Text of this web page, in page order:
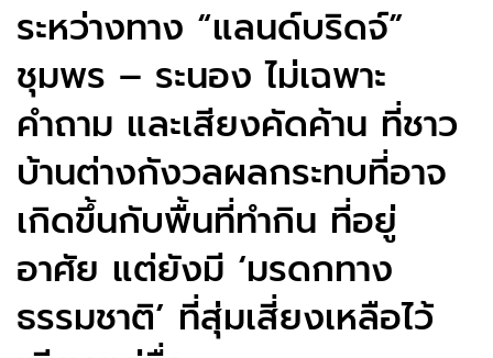
ระหว่างทาง “แลนด์บริดจ์”
ชุมพร – ระนอง ไม่เฉพาะ
คำถาม และเสียงคัดค้าน ที่ชาว
บ้านต่างกังวลผลกระทบที่อาจ
เกิดขึ้นกับพื้นที่ทำกิน ที่อยู่
อาศัย แต่ยังมี ‘มรดกทาง
ธรรมชาติ’ ที่สุ่มเสี่ยงเหลือไว้